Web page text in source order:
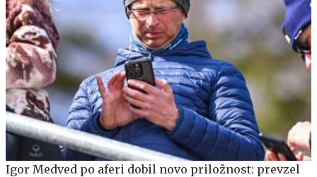
Igor Medved po aferi dobil novo priložnost: prevzel